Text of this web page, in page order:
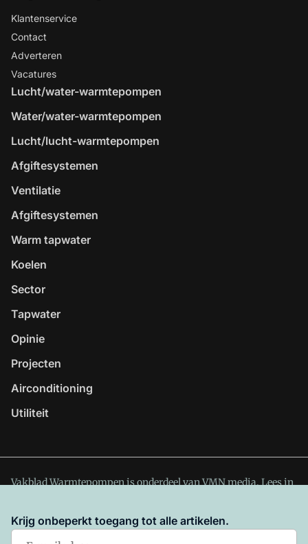
Klantenservice
Contact
Adverteren
Vacatures
Lucht/water-warmtepompen
Water/water-warmtepompen
Lucht/lucht-warmtepompen
Afgiftesystemen
Ventilatie
Afgiftesystemen
Warm tapwater
Koelen
Sector
Tapwater
Opinie
Projecten
Airconditioning
Utiliteit
Vakblad Warmtepompen is onderdeel van VMN media. Lees in
deze site zijn de volgende regelingen van toepassing:
Algemene VoorwaardenenPrivacy en Cookie beleid|Privacy
Krijg onbeperkt toegang tot alle artikelen.